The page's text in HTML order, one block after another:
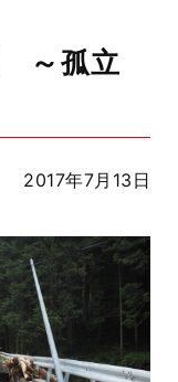
～孤立
2017年7月13日